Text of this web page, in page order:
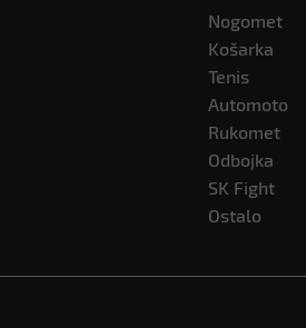
Nogomet
Košarka
Tenis
Automoto
Rukomet
Odbojka
SK Fight
Ostalo